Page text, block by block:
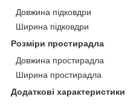
Довжина підковдри
Ширина підковдри
Розміри простирадла
Довжина простирадла
Ширина простирадла
Додаткові характеристики